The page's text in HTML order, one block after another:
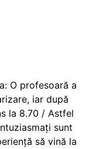
O profesoară a
iar după
la 8.70 / Astfel
sunt
să vină la